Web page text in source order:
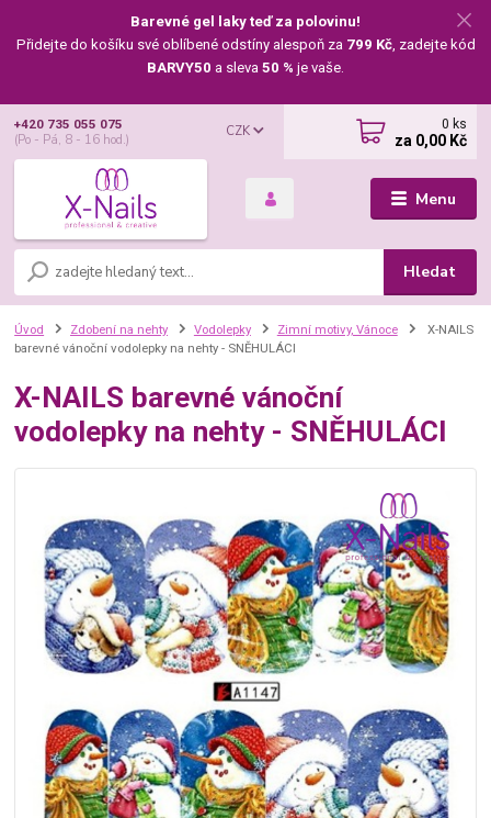
Barevné gel laky teď za polovinu!
Přidejte do košíku své oblíbené odstíny alespoň za 799 Kč, zadejte kód
BARVY50 a sleva 50 % je vaše.
Menu
CZK
Hledat
+420 735 055 075
(Po - Pá, 8 - 16 hod.)
0 ks
za 0,00 Kč
Úvod Zdobení na nehty Vodolepky Zimní motivy, Vánoce
X-NAILS
barevné vánoční vodolepky na nehty - SNĚHULÁCI
X-NAILS barevné vánoční
vodolepky na nehty - SNĚHULÁCI